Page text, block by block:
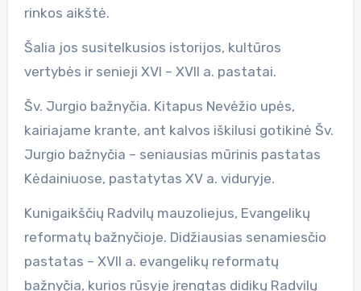
rinkos aikštė.
Šalia jos susitelkusios istorijos, kultūros
vertybės ir senieji XVI – XVII a. pastatai.
Šv. Jurgio bažnyčia. Kitapus Nevėžio upės,
kairiajame krante, ant kalvos iškilusi gotikinė Šv.
Jurgio bažnyčia – seniausias mūrinis pastatas
Kėdainiuose, pastatytas XV a. viduryje.
Kunigaikščių Radvilų mauzoliejus, Evangelikų
reformatų bažnyčioje. Didžiausias senamiesčio
pastatas – XVII a. evangelikų reformatų
bažnyčia, kurios rūsyje įrengtas didikų Radvilų